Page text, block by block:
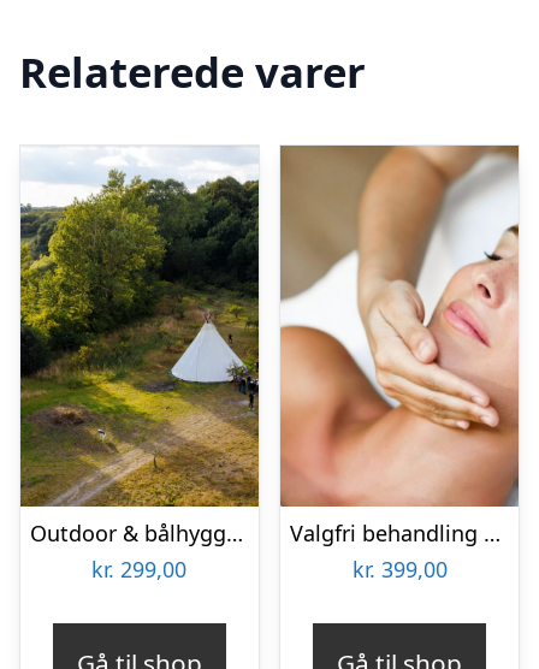
Relaterede varer
Outdoor & bålhygge i lavvu med SeaRangers
kr. 299,00
Valgfri behandling hos Lash Care
kr. 399,00